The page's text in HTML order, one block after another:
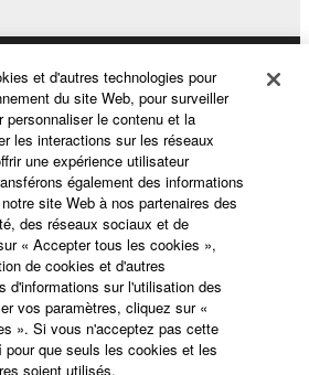
et d'autres technologies pour
du site Web, pour surveiller
personnaliser le contenu et la
les interactions sur les réseaux
une expérience utilisateur
également des informations
site Web à nos partenaires des
des réseaux sociaux et de
« Accepter tous les cookies »,
de cookies et d'autres
d'informations sur l'utilisation des
vos paramètres, cliquez sur «
». Si vous n'acceptez pas cette
pour que seuls les cookies et les
soient utilisés.